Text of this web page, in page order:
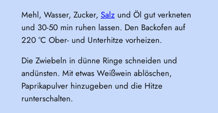
Mehl, Wasser, Zucker, Salzund Öl gut verkneten
und 30-50 min ruhen lassen. Den Backofen auf
220 °C Ober- und Unterhitze vorheizen.
Die Zwiebeln in dünne Ringe schneiden und
andünsten. Mit etwas Weißwein ablöschen,
Paprikapulver hinzugeben und die Hitze
runterschalten.